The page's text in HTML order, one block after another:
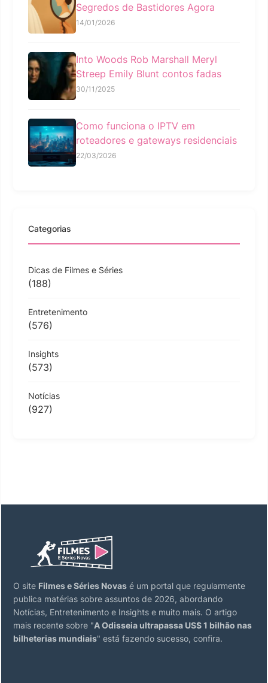
Segredos de Bastidores Agora
14/01/2026
Into Woods Rob Marshall Meryl
Streep Emily Blunt contos fadas
30/11/2025
Como funciona o IPTV em
roteadores e gateways residenciais
22/03/2026
Categorias
Dicas de Filmes e Séries
(188)
Entretenimento
(576)
Insights
(573)
Notícias
(927)
O site Filmes e Séries Novas é um portal que regularmente
publica matérias sobre assuntos de 2026, abordando
Notícias, Entretenimento e Insights e muito mais. O artigo
mais recente sobre "A Odisseia ultrapassa US$ 1 bilhão nas
bilheterias mundiais" está fazendo sucesso, confira.